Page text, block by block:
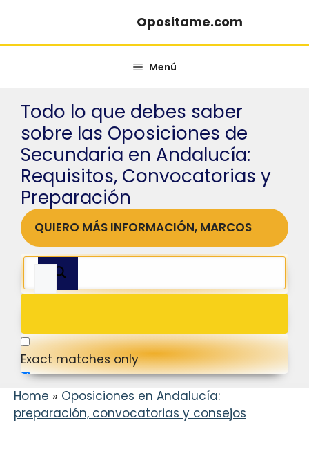
contenido
Opositame.com
Menú
Todo lo que debes saber
sobre las Oposiciones de
Secundaria en Andalucía:
Requisitos, Convocatorias y
Preparación
QUIERO MÁS INFORMACIÓN, MARCOS
Exact matches only
Search in title
Home » Oposiciones en Andalucía:
preparación, convocatorias y consejos